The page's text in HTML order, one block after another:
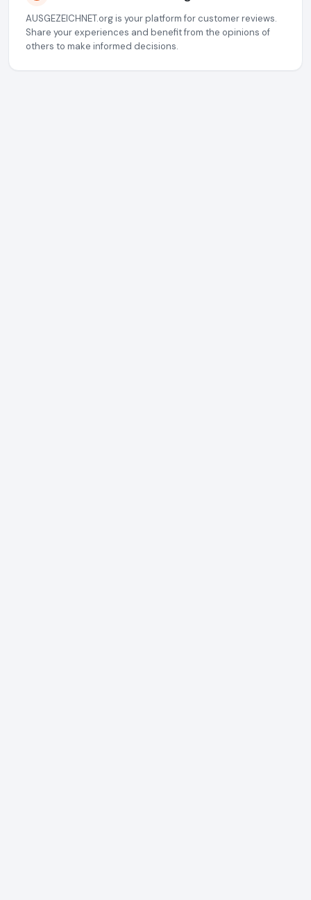
AUSGEZEICHNET.org is your platform for customer reviews.
Share your experiences and benefit from the opinions of
others to make informed decisions.